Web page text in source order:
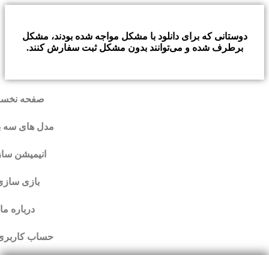
دوستانی که برای دانلود با مشکل مواجه شده بودند، مشکل
برطرف شده و می‌توانند بدون مشکل ثبت سفارش کنند.
صفحه
مدل های سه
انیمیشن
بازی
درباره ما
حساب